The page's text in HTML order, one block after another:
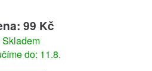
99 Kč
Skladem
do: 11.8.